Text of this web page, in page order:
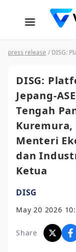
press release
DISG:
Jepang-
Tengah
Menteri
dan
Ketua
DISG
May 20 2026
Share